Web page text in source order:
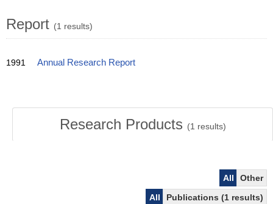
Report (1 results)
1991 Annual Research Report
Research Products (1 results)
All
Other
All
Publications (1 results)